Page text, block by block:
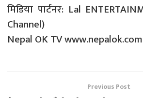
मिडिया पार्टनर: Lal
Channel)
Nepal OK TV www.nepalok.com
Previous Post